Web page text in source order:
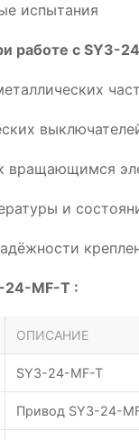
испытания
работе с SY3-
вращающимся
и
24-MF-T :
ОПИСАНИЕ
SY3-24-MF-T
Привод SY3-24-